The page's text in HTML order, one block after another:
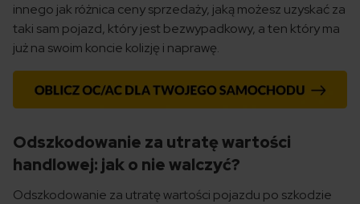
innego jak różnica ceny sprzedaży, jaką możesz uzyskać za
taki sam pojazd, który jest bezwypadkowy, a ten który ma
już na swoim koncie kolizję i naprawę.
Odszkodowanie za utratę wartości
handlowej: jak o nie walczyć?
Odszkodowanie za utratę wartości pojazdu po szkodzie